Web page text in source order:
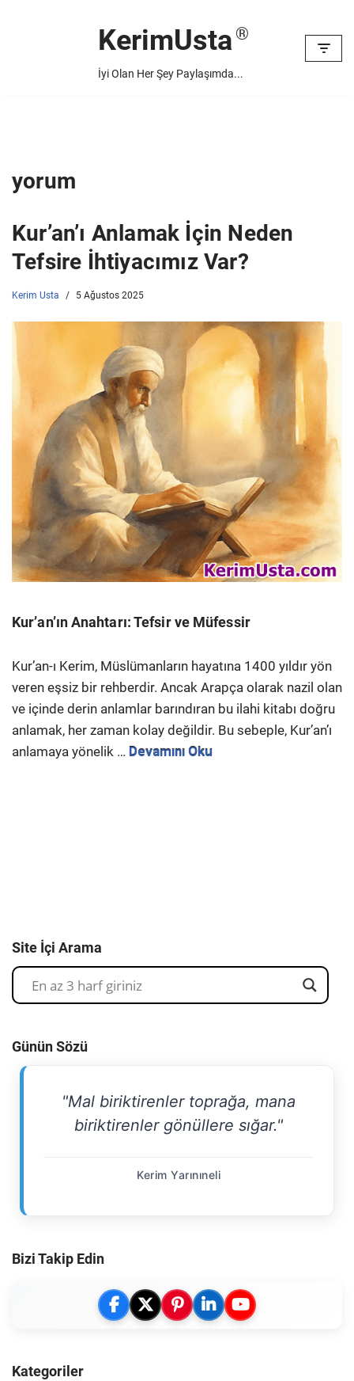
KerimUsta
İyi Olan Her Şey Paylaşımda...
yorum
Kur’an’ı Anlamak İçin Neden
Tefsire İhtiyacımız Var?
Kerim Usta 5 Ağustos 2025
Kur’an’ın Anahtarı: Tefsir ve Müfessir
Kur’an-ı Kerim, Müslümanların hayatına 1400 yıldır yön
veren eşsiz bir rehberdir. Ancak Arapça olarak nazil olan
ve içinde derin anlamlar barındıran bu ilahi kitabı doğru
anlamak, her zaman kolay değildir. Bu sebeple, Kur’an’ı
anlamaya yönelik … Devamını Oku
Site İçi Arama
Günün Sözü
"Mal biriktirenler toprağa, mana
biriktirenler gönüllere sığar."
Kerim Yarınıneli
Bizi Takip Edin
Kategoriler